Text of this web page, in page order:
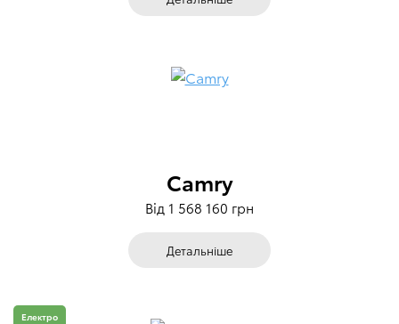
Camry
Від 1 568 160 грн
Детальніше
Електро